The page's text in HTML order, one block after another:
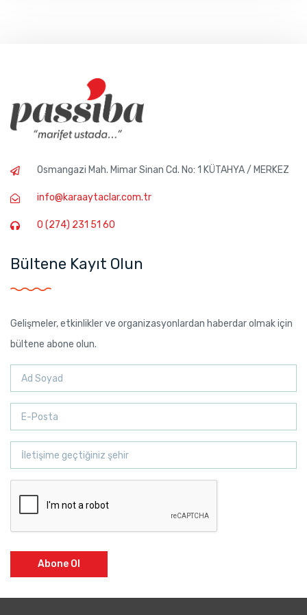
Osmangazi Mah. Mimar Sinan Cd. No: 1 KÜTAHYA / MERKEZ
info@karaaytaclar.com.tr
0 (274) 231 51 60
Bültene Kayıt Olun
Gelişmeler, etkinlikler ve organizasyonlardan haberdar olmak için
bültene abone olun.
Abone Ol